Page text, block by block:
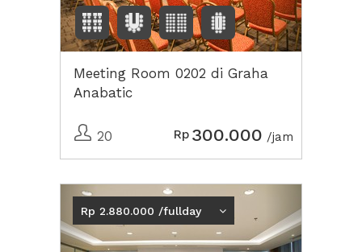
Meeting Room 0202 di Graha
Anabatic
20 Rp 300.000 /jam
Previous
Rp 2.880.000 /fullday